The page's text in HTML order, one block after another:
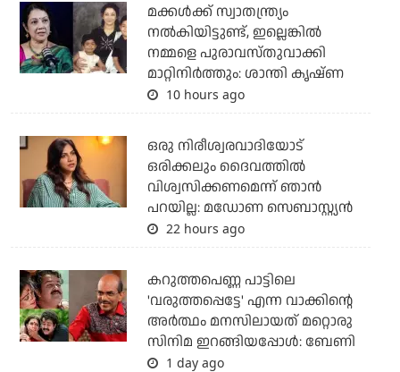
മക്കൾക്ക് സ്വാതന്ത്ര്യം
നൽകിയിട്ടുണ്ട്, ഇല്ലെങ്കിൽ
നമ്മളെ പുരാവസ്തുവാക്കി
മാറ്റിനിർത്തും: ശാന്തി കൃഷ്ണ
10 hours ago
ഒരു നിരീശ്വരവാദിയോട്
ഒരിക്കലും ദൈവത്തിൽ
വിശ്വസിക്കണമെന്ന് ഞാൻ
പറയില്ല: മഡോണ സെബാസ്റ്റ്യൻ
22 hours ago
കറുത്തപെണ്ണ പാട്ടിലെ
'വരുത്തപ്പെട്ടേ' എന്ന വാക്കിന്റെ
അർത്ഥം മനസിലായത് മറ്റൊരു
സിനിമ ഇറങ്ങിയപ്പോൾ: ബേണി
1 day ago